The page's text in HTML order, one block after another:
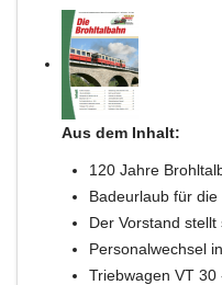
Aus dem Inhalt:
120 Jahre
Badeurlaub für die
Der Vorstand stellt
Personalwechsel
Triebwagen VT 30